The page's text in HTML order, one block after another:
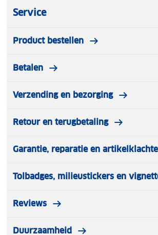
voldoende batterijen bij de hand
duurzaamheid zonder concessies te
Service
Product bestellen
Betalen
Verzending en bezorging
Retour en terugbetaling
Garantie, reparatie en
Tolbadges, milieustickers en
Reviews
Duurzaamheid